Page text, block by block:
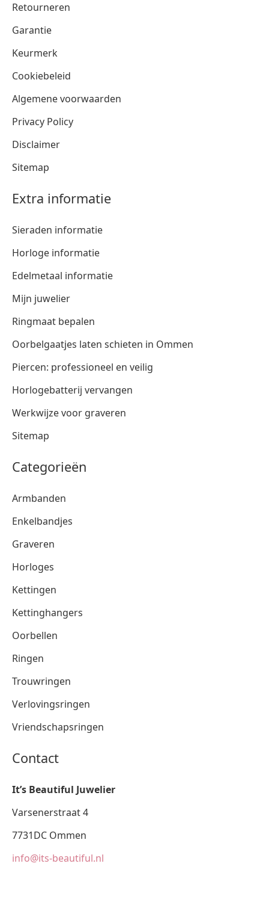
Retourneren
Garantie
Keurmerk
Cookiebeleid
Algemene voorwaarden
Privacy Policy
Disclaimer
Sitemap
Extra informatie
Sieraden informatie
Horloge informatie
Edelmetaal informatie
Mijn juwelier
Ringmaat bepalen
Oorbelgaatjes laten schieten in Ommen
Piercen: professioneel en veilig
Horlogebatterij vervangen
Werkwijze voor graveren
Sitemap
Categorieën
Armbanden
Enkelbandjes
Graveren
Horloges
Kettingen
Kettinghangers
Oorbellen
Ringen
Trouwringen
Verlovingsringen
Vriendschapsringen
Contact
It’s Beautiful Juwelier
Varsenerstraat 4
7731DC Ommen
info@its-beautiful.nl